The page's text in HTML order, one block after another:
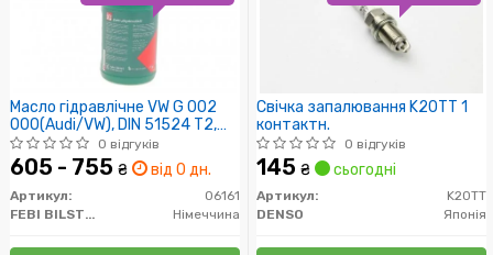
Масло гідравлічне VW G 002
000(Audi/VW), DIN 51524 T2,
ISO 7
0 відгуків
605 - 755 ₴ від 0 дн.
Артикул:
06161
FEBI BILSTEIN
Німеччина
Свічка запалювання K20TT 1
контактн.
0 відгуків
145 ₴ сьогодні
Артикул:
K20TT
DENSO
Японія